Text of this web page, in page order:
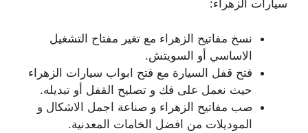
سيارات الزهراء:
نسخ مفاتيح الزهراء مع تغير مفتاح التشغيل
الاساسي أو السويتش.
فتح قفل السيارة مع فتح ابواب سيارات الزهراء
حيث نعمل على فك و تصليح القفل أو تبديله.
صب مفاتيح الزهراء و صناعة اجمل الاشكال و
الموديلات من افضل الخامات المعدنية.